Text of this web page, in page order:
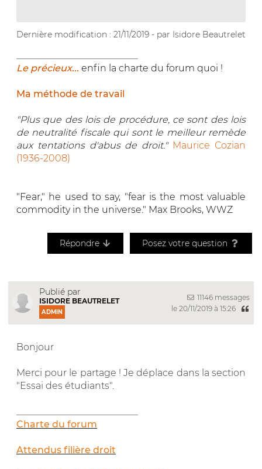
Dernière modification : 21/11/2019 - par Isidore Beautrelet
Le précieux... enfin la charte du forum quoi !
Ma méthode de travail
"Plus que des lois de procédure, ce sont des lois
de neutralité fiscale qui sont le meilleur remède
aux tentations d'abus de droit." Maurice Cozian
(1936-2008)
"Fear," he used to say, "fear is the most valuable
commodity in the universe." Max Brooks, WWZ
Répondre Posez votre question
Publié par
ISIDORE BEAUTRELET
ADMIN
11146 messages
le 20/11/2019 à 15:26
Bonjour
Merci pour le partage ! Je déplace dans la section
"Essai des étudiants".
Charte du forum
Attendus filière droit